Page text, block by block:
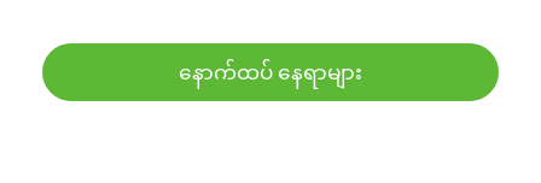
နောက်ထပ် နေရာများ